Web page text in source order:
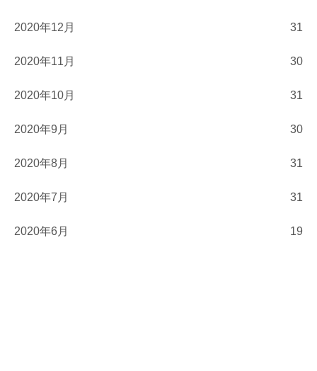
2020年12月 31
2020年11月 30
2020年10月 31
2020年9月 30
2020年8月 31
2020年7月 31
2020年6月 19